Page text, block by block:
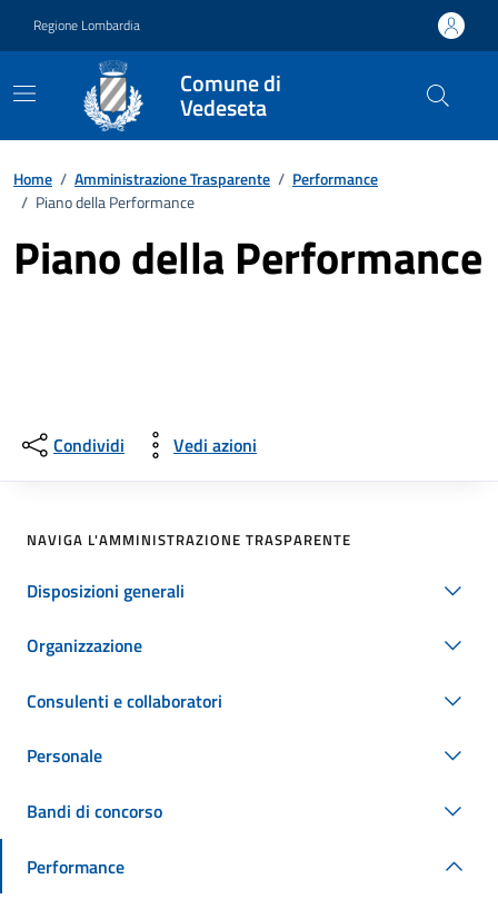
Regione Lombardia
Comune di
Vedeseta
Home / Amministrazione Trasparente / Performance
/ Piano della Performance
Piano della Performance
Condividi Vedi azioni
NAVIGA L'AMMINISTRAZIONE TRASPARENTE
Disposizioni generali
Organizzazione
Consulenti e collaboratori
Personale
Bandi di concorso
Performance